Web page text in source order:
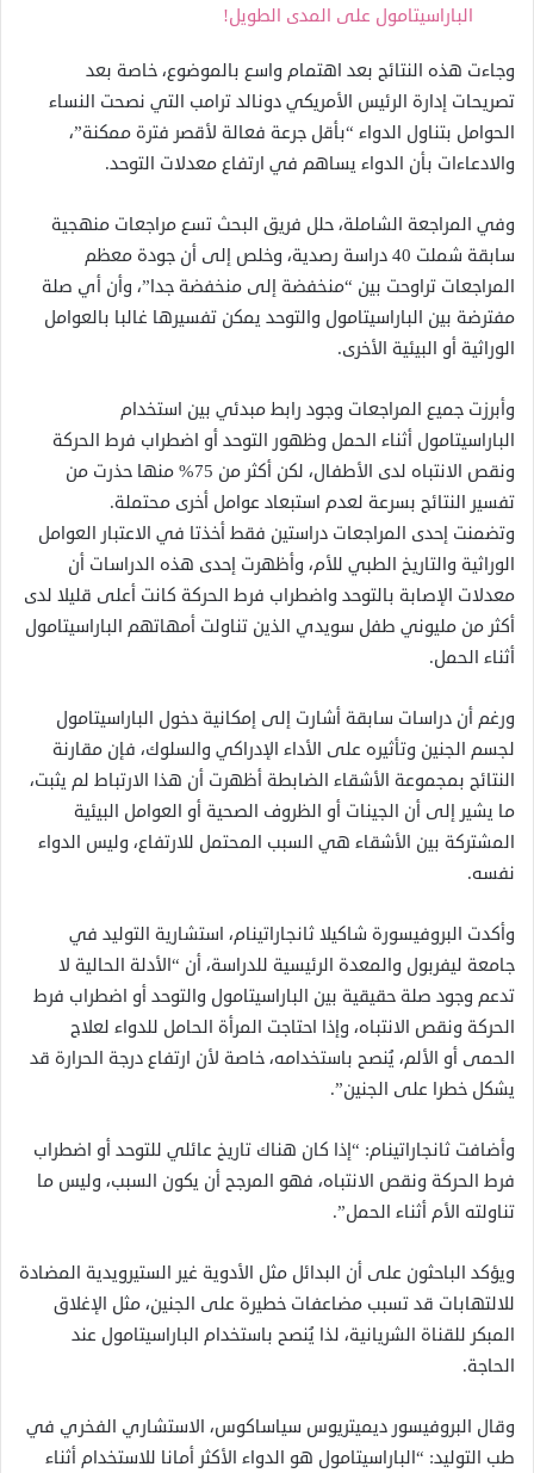
الباراسيتامول على المدى الطويل!
وجاءت هذه النتائج بعد اهتمام واسع بالموضوع، خاصة بعد
تصريحات إدارة الرئيس الأمريكي دونالد ترامب التي نصحت النساء
الحوامل بتناول الدواء “بأقل جرعة فعالة لأقصر فترة ممكنة”،
والادعاءات بأن الدواء يساهم في ارتفاع معدلات التوحد.
وفي المراجعة الشاملة، حلل فريق البحث تسع مراجعات منهجية
سابقة شملت 40 دراسة رصدية، وخلص إلى أن جودة معظم
المراجعات تراوحت بين “منخفضة إلى منخفضة جدا”، وأن أي صلة
مفترضة بين الباراسيتامول والتوحد يمكن تفسيرها غالبا بالعوامل
الوراثية أو البيئية الأخرى.
وأبرزت جميع المراجعات وجود رابط مبدئي بين استخدام
الباراسيتامول أثناء الحمل وظهور التوحد أو اضطراب فرط الحركة
ونقص الانتباه لدى الأطفال، لكن أكثر من 75% منها حذرت من
تفسير النتائج بسرعة لعدم استبعاد عوامل أخرى محتملة.
وتضمنت إحدى المراجعات دراستين فقط أخذتا في الاعتبار العوامل
الوراثية والتاريخ الطبي للأم، وأظهرت إحدى هذه الدراسات أن
معدلات الإصابة بالتوحد واضطراب فرط الحركة كانت أعلى قليلا لدى
أكثر من مليوني طفل سويدي الذين تناولت أمهاتهم الباراسيتامول
أثناء الحمل.
ورغم أن دراسات سابقة أشارت إلى إمكانية دخول الباراسيتامول
لجسم الجنين وتأثيره على الأداء الإدراكي والسلوك، فإن مقارنة
النتائج بمجموعة الأشقاء الضابطة أظهرت أن هذا الارتباط لم يثبت،
ما يشير إلى أن الجينات أو الظروف الصحية أو العوامل البيئية
المشتركة بين الأشقاء هي السبب المحتمل للارتفاع، وليس الدواء
نفسه.
وأكدت البروفيسورة شاكيلا ثانجاراتينام، استشارية التوليد في
جامعة ليفربول والمعدة الرئيسية للدراسة، أن “الأدلة الحالية لا
تدعم وجود صلة حقيقية بين الباراسيتامول والتوحد أو اضطراب فرط
الحركة ونقص الانتباه، وإذا احتاجت المرأة الحامل للدواء لعلاج
الحمى أو الألم، يُنصح باستخدامه، خاصة لأن ارتفاع درجة الحرارة قد
يشكل خطرا على الجنين”.
وأضافت ثانجاراتينام: “إذا كان هناك تاريخ عائلي للتوحد أو اضطراب
فرط الحركة ونقص الانتباه، فهو المرجح أن يكون السبب، وليس ما
تناولته الأم أثناء الحمل”.
ويؤكد الباحثون على أن البدائل مثل الأدوية غير الستيرويدية المضادة
للالتهابات قد تسبب مضاعفات خطيرة على الجنين، مثل الإغلاق
المبكر للقناة الشريانية، لذا يُنصح باستخدام الباراسيتامول عند
الحاجة.
وقال البروفيسور ديميتريوس سياساكوس، الاستشاري الفخري في
طب التوليد: “الباراسيتامول هو الدواء الأكثر أمانا للاستخدام أثناء